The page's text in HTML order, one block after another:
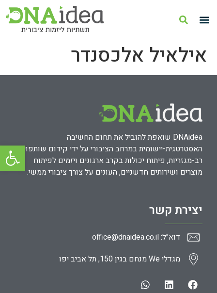
פתח
אילאיל אלכסנדר
DNAidea שואפת להוביל את תחום החשיבה
האסטרטגית-יישומית במרחב הציבורי על ידי קידום שותפויות
רב-מגזריות, פיתוח יכולות בקרב ארגונים ויזמים לפיתוח
מוצרים ושירותים חדשניים, העונים על צורך ציבורי ממשי.
יצירת קשר
דוא״ל: office@dnaidea.co.il
מגדלי We מנחם בגין 150, תל אביב יפו